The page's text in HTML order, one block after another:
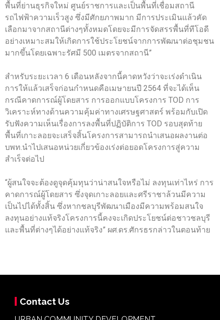
พื้นที่ย่านธุรกิจใหม่ ศูนย์ราชการและเป็นพื้นที่เชื่อมสถานี
รถไฟฟ้าความเร็วสูง ซึ่งมีศักยภาพมาก มีการประเมินแล้วคัด
เลือกมาจากสถานีต่างๆทั้งหมดโดยจะมีการจัดสรรพื้นที่ทีโอดี
อย่างเหมาะสมให้เกิดการใช้ประโยชน์จากการพัฒนาต่อชุมชน
มากขึ้นโดยเฉพาะรัศมี 500 เมตรจากสถานี”
สำหรับระยะเวลา 6 เดือนหลังจากนี้คาดหวังว่าจะเร่งดำเนิน
การให้แล้วเสร็จก่อนกำหนดคือเมษายนปี 2564 ที่จะได้เห็น
กรณีคาดการณ์ผู้โดยสาร การออกแบบโครงการ TOD การ
วิเคราะห์ทางด้านความคุ้มค่าทางเศรษฐศาสตร์ พร้อมกับเปิด
รับฟังความเห็นเรื่องการลงพื้นที่ปฏิบัติการ TOD รอบสุดท้าย
พื้นที่เกาะลอยจะเสร็จสิ้นโครงการสามารถนำเสนอผลงานต่อ
บพท.นำไปเสนอหน่วยเกี่ยวข้องเร่งต่อยอดโครงการสู่ความ
สำเร็จต่อไป
“ผู้สนใจจะต้องดูจุดคุ้มทุนว่าน่าสนใจหรือไม่ ลงทุนเท่าไหร่ การ
คาดการณ์ผู้โดยสาร ซึ่งจุดเกาะลอยและศรีราชาล้วนมีความ
เป็นไปได้ทั้งสิ้น ซึ่งหากชลบุรีพัฒนาเมืองมีความพร้อมสนใจ
ลงทุนอย่างแท้จริงโครงการนี้คงจะเกิดประโยชน์ต่อชาวชลบุรี
และพื้นที่ต่างๆได้อย่างแท้จริง” ผศ.ดร.ศักรธรกล่าวในตอนท้าย
Contact Us